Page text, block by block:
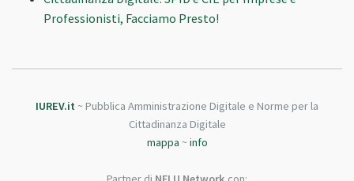
Professionisti, Facciamo Presto!
IUREV.it ~ Pubblica Amministrazione Digitale e Norme per la
Cittadinanza Digitale
mappa ~info